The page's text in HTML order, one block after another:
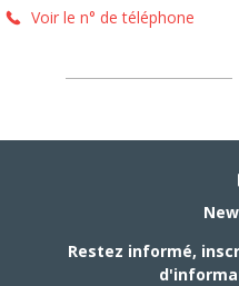
Voir le n° de téléphone
Restez informé,